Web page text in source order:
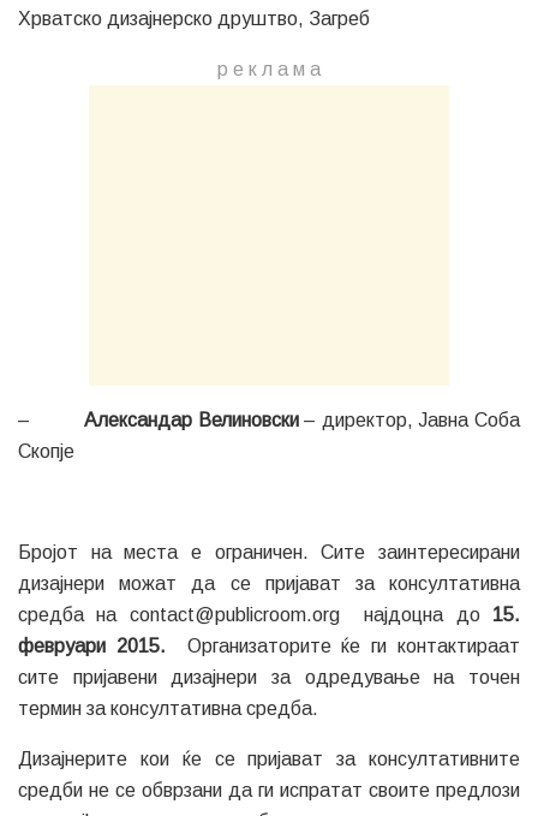
Хрватско дизајнерско друштво, Загреб
р е к л а м a
–Александар Велиновски– директор, Јавна Соба
Скопје
Бројот на места е ограничен. Сите заинтересирани
дизајнери можат да се пријават за консултативна
средба на contact@publicroom.org најдоцна до 15.
февруари 2015. Организаторите ќе ги контактираат
сите пријавени дизајнери за одредување на точен
термин за консултативна средба.
Дизајнерите кои ќе се пријават за консултативните
средби не се обврзани да ги испратат своите предлози